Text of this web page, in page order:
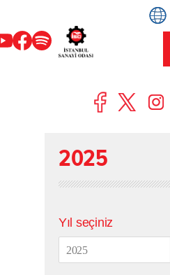
2025
Yıl seçiniz
2025